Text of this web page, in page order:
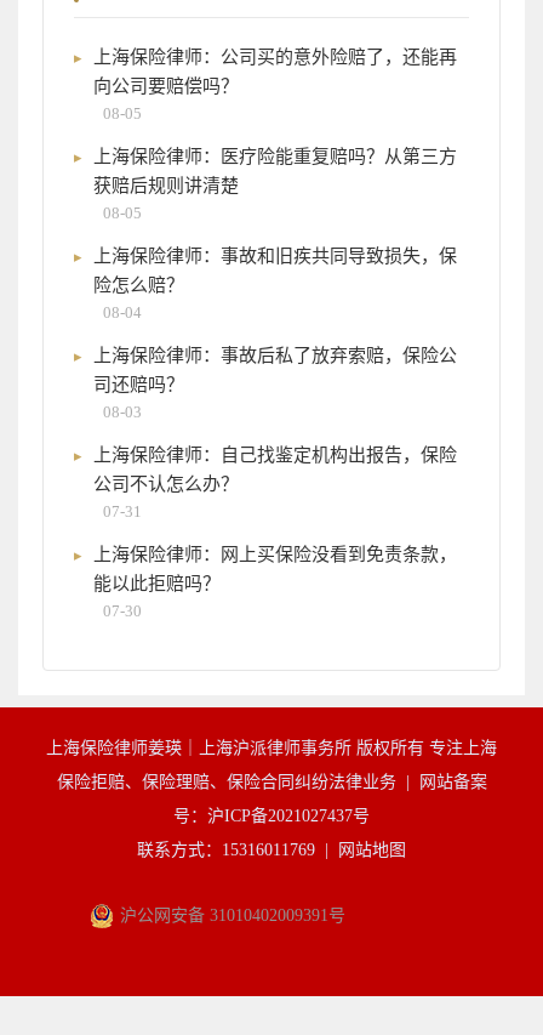
上海保险律师：公司买的意外险赔了，还能再
向公司要赔偿吗？
08-05
上海保险律师：医疗险能重复赔吗？从第三方
获赔后规则讲清楚
08-05
上海保险律师：事故和旧疾共同导致损失，保
险怎么赔？
08-04
上海保险律师：事故后私了放弃索赔，保险公
司还赔吗？
08-03
上海保险律师：自己找鉴定机构出报告，保险
公司不认怎么办？
07-31
上海保险律师：网上买保险没看到免责条款，
能以此拒赔吗？
07-30
上海保险律师姜瑛｜上海沪派律师事务所 版权所有 专注上海
保险拒赔、保险理赔、保险合同纠纷法律业务 |
网站备案
号：沪ICP备2021027437号
联系方式：15316011769 |
网站地图
沪公网安备 31010402009391号